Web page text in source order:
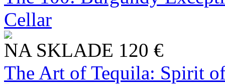
Cellar
NA SKLADE 120 €
The Art of Tequila: Spirit